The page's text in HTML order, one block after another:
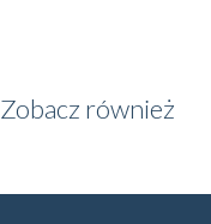
Zobacz również